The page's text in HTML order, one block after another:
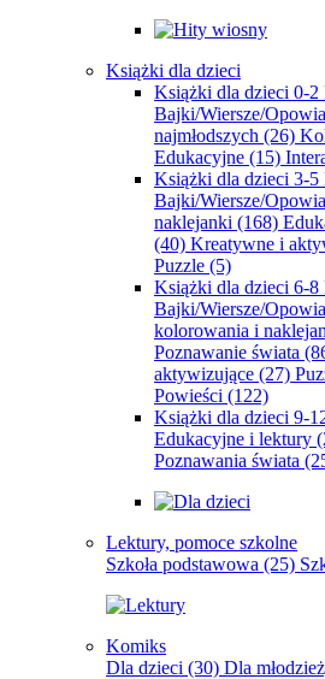
Książki dla dzieci
Książki dla dzieci 0-2
Bajki/Wiersze/
najmłodszych (26)
Edukacyjne (15)
Książki dla dzieci 3-5
Bajki/Wiersze/
naklejanki (168)
(40) Kreatywne i
Puzzle (5)
Książki dla dzieci 6-8
Bajki/Wiersze/
kolorowania i
Poznawanie świata
aktywizujące (27)
Powieści (122)
Książki dla dzieci 9-
Edukacyjne i lektury
Poznawania świata
Lektury, pomoce szkolne
Szkoła podstawowa (25)
Komiks
Dla dzieci (30) Dla